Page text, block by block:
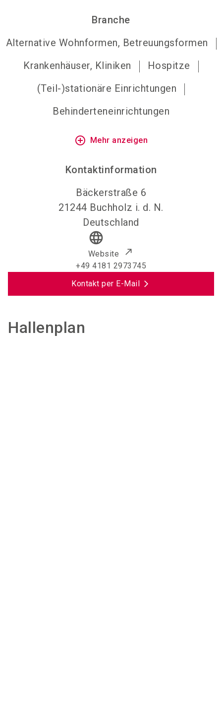
Branche
Alternative Wohnformen, Betreuungsformen
Krankenhäuser, Kliniken
Hospitze
(Teil-)stationäre Einrichtungen
Behinderteneinrichtungen
add_circle_outline Mehr anzeigen
Kontaktinformation
Bäckerstraße 6
21244 Buchholz i. d. N.
Deutschland
language
Website
+49 4181 2973745
Kontakt per E-Mail
Hallenplan